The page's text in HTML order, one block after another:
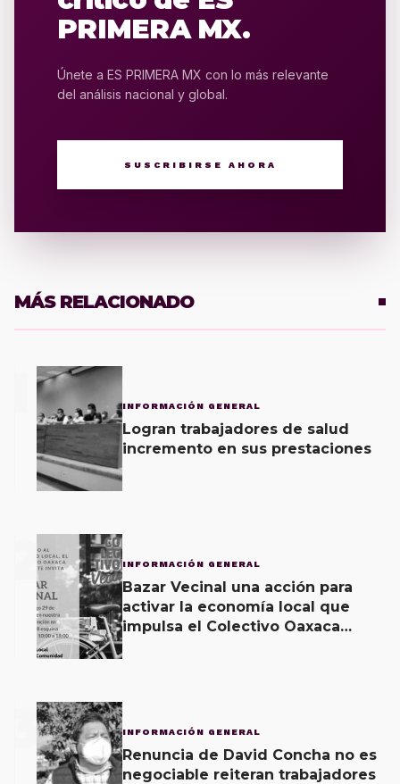
PRIMERA MX.
Únete a ES PRIMERA MX con lo más relevante
del análisis nacional y global.
SUSCRIBIRSE AHORA
MÁS RELACIONADO
INFORMACIÓN GENERAL
Logran trabajadores de salud
incremento en sus prestaciones
2 INFORMACIÓN GENERAL
Bazar Vecinal una acción para
activar la economía local que
impulsa el Colectivo Oaxaca
3 INFORMACIÓN GENERAL
Renuncia de David Concha no es
negociable reiteran trabajadores